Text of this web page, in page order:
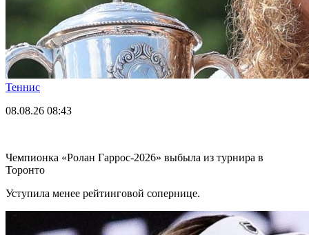
Теннис
08.08.26 08:43
Чемпионка «Ролан Гаррос-2026» выбыла из турнира в
Торонто
Уступила менее рейтинговой сопернице.